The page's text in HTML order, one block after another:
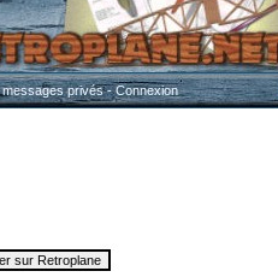
privés-Connexion